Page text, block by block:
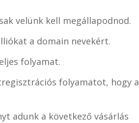
velünk kell megállapodnod.
a domain nevekért.
folyamat.
folyamatot, hogy a
adunk a következő vásárlás